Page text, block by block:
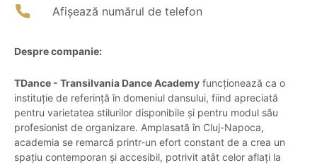
Afișează numărul de telefon
Despre companie:
TDance - Transilvania Dance Academy funcționează ca o
instituție de referință în domeniul dansului, fiind apreciată
pentru varietatea stilurilor disponibile și pentru modul său
profesionist de organizare. Amplasată în Cluj-Napoca,
academia se remarcă printr-un efort constant de a crea un
spațiu contemporan și accesibil, potrivit atât celor aflați la